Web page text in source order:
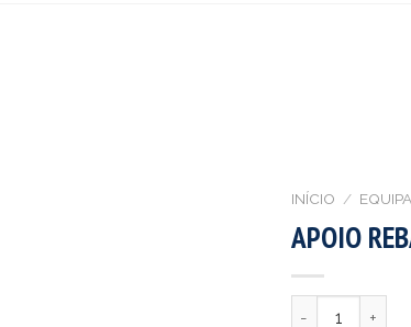
INÍCIO /
APOIO